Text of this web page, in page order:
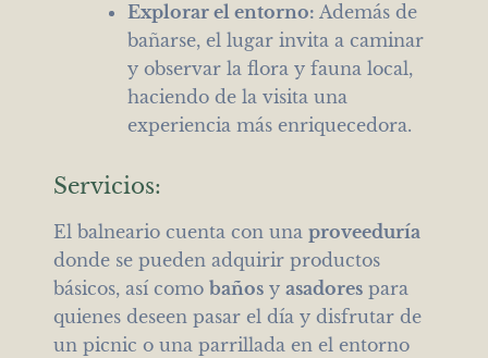
Explorar el entorno: Además de
bañarse, el lugar invita a caminar
y observar la flora y fauna local,
haciendo de la visita una
experiencia más enriquecedora.
Servicios:
El balneario cuenta con una proveeduría
donde se pueden adquirir productos
básicos, así como bañosy asadorespara
quienes deseen pasar el día y disfrutar de
un picnic o una parrillada en el entorno